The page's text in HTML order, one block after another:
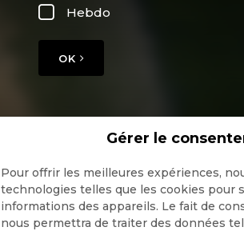
Gérer le
Pour offrir les meilleures expériences,
technologies telles que les cookies pour
informations des appareils. Le fait de
nous permettra de traiter des données
Hebdo
OK